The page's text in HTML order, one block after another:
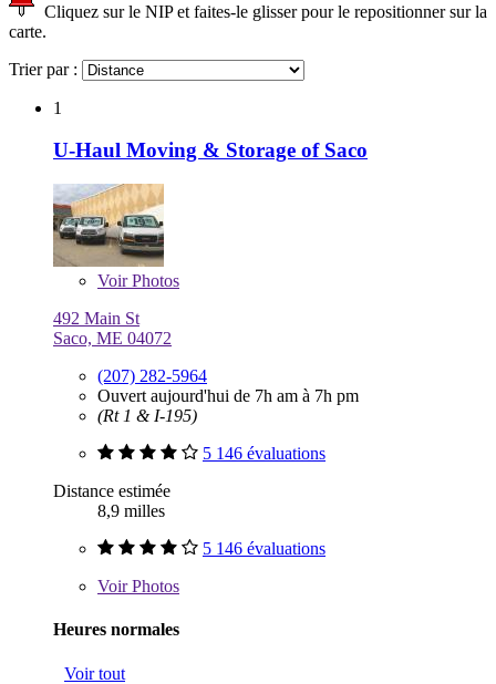
Cliquez sur le NIP et faites-le glisser pour le repositionner sur la
carte.
Trier par :
1
U-Haul Moving & Storage of Saco
VoirPhotos
492 Main St
Saco, ME 04072
(207) 282-5964
Ouvert aujourd'hui de 7h am à 7h pm
(Rt 1 & I-195)
5 146 évaluations
Distance estimée
8,9 milles
5 146 évaluations
VoirPhotos
Heures normales
Voir tout